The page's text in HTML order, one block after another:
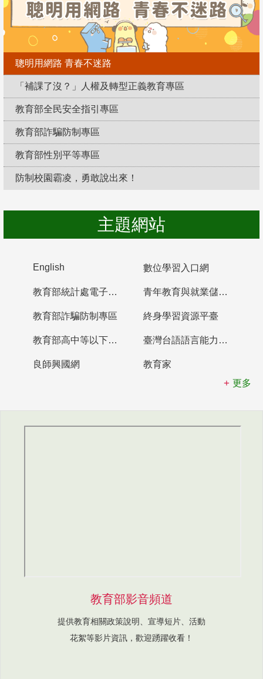
聰明用網路 青春不迷路
「補課了沒？」人權及轉型正義教育專區
教育部全民安全指引專區
教育部詐騙防制專區
教育部性別平等專區
防制校園霸凌，勇敢說出來！
主題網站
English 數位學習入口網
教育部統計處電子書櫃 青年教育與就業儲蓄帳戶
教育部詐騙防制專區 終身學習資源平臺
教育部高中等以下學校及幼兒園教師資格檢定考試 臺灣台語語言能力認證網站
良師興國網
教育家
更多
教育部影音頻道
提供教育相關政策說明、宣導短片、活動
花絮等影片資訊，歡迎踴躍收看！